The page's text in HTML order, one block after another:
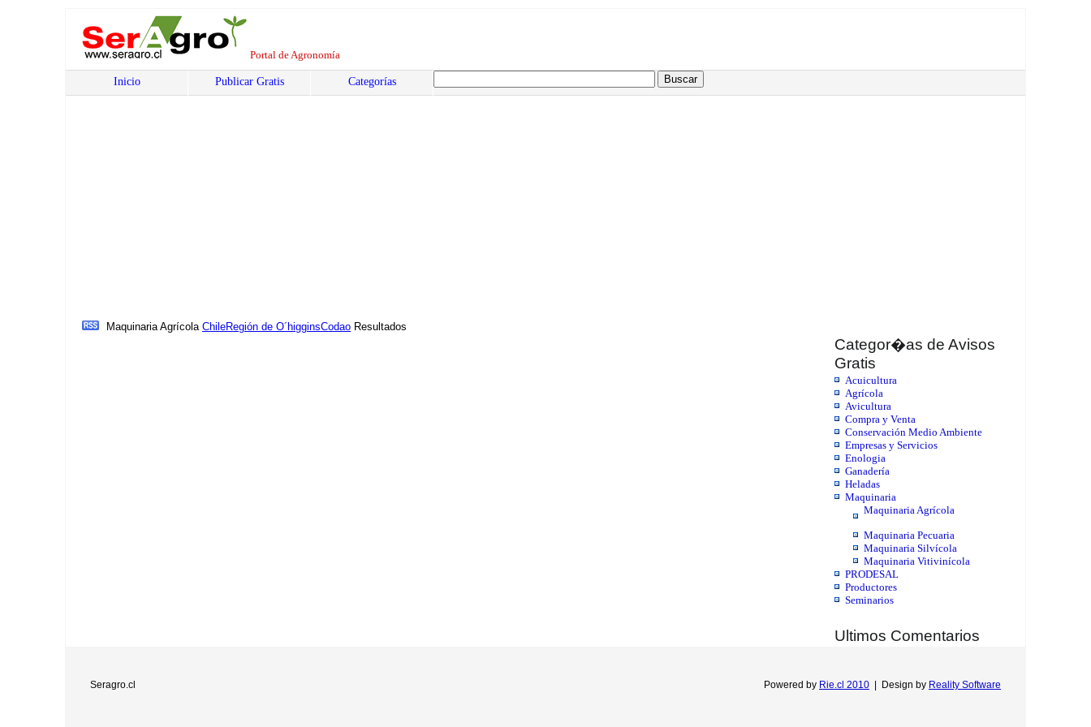
Portal de Agronomía
Inicio Publicar Gratis Categorías
Categor�as de Avisos
Gratis
Acuicultura
Agrícola
Avicultura
Compra y Venta
Conservación Medio Ambiente
Empresas y Servicios
Enologia
Ganadería
Heladas
Maquinaria
Maquinaria Agrícola
Maquinaria Pecuaria
Maquinaria Silvícola
Maquinaria Vitivinícola
PRODESAL
Productores
Seminarios
Ultimos Comentarios
Maquinaria Agrícola ChileRegión de O´higginsCodao Resultados
Seragro.cl Powered by Rie.cl 2010 Design by Reality Software